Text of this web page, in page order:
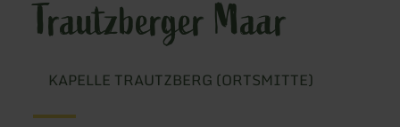
Trautzberger Maar
KAPELLE TRAUTZBERG (ORTSMITTE)